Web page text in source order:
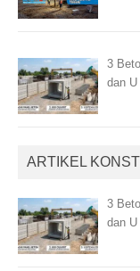
3
dan
ARTIKEL
3
dan